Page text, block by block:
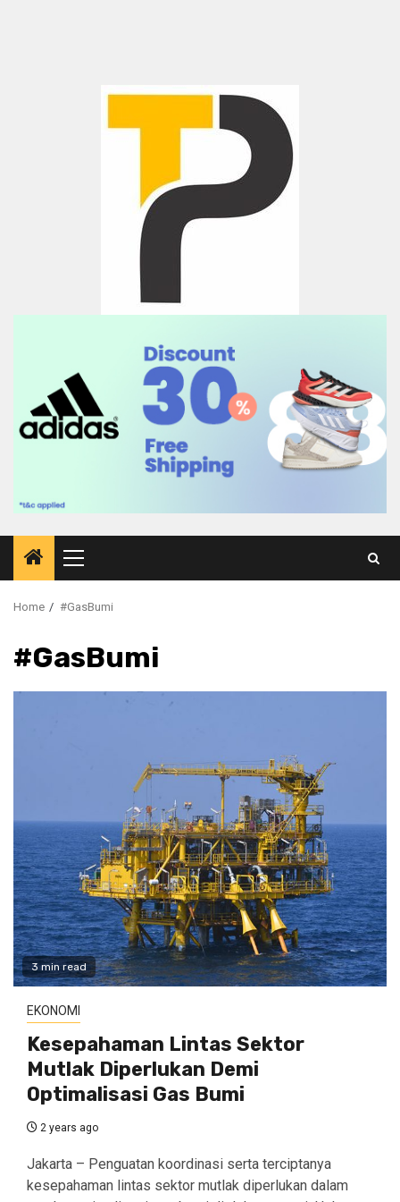
Primary
Menu
Home #GasBumi
#GasBumi
3 min read
EKONOMI
Kesepahaman Lintas Sektor
Mutlak Diperlukan Demi
Optimalisasi Gas Bumi
2 years ago
Jakarta – Penguatan koordinasi serta terciptanya
kesepahaman lintas sektor mutlak diperlukan dalam